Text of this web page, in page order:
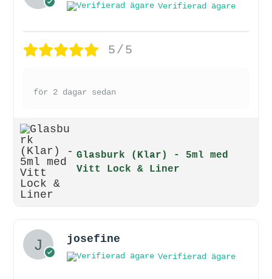
Verifierad ägare
5/5
för 2 dagar sedan
Glasburk (Klar) - 5ml med
Vitt Lock & Liner
josefine
Verifierad ägare